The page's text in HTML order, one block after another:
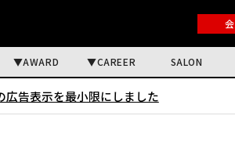
AWARD CAREER SALON
広告表示を最小限にしました